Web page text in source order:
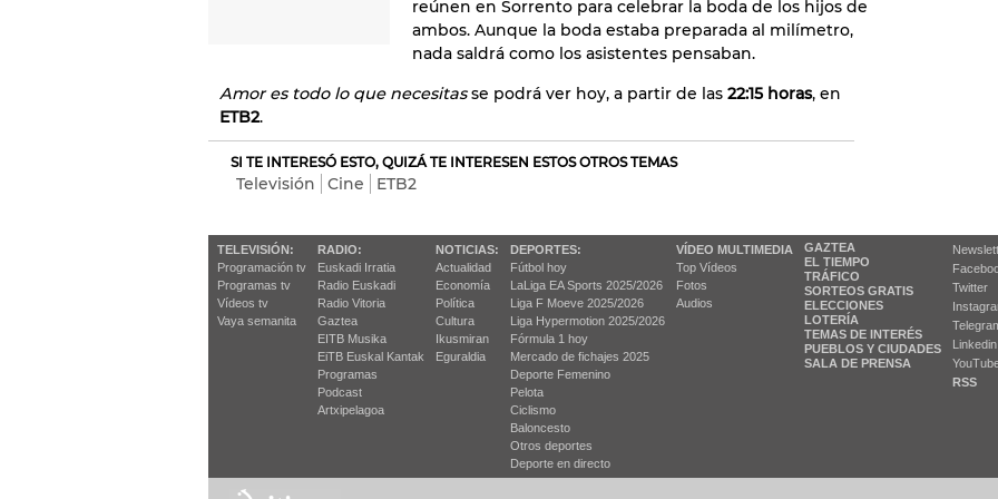
reúnen en Sorrento para celebrar la boda de los hijos de
ambos. Aunque la boda estaba preparada al milímetro,
nada saldrá como los asistentes pensaban.
Amor es todo lo que necesitasse podrá ver hoy, a partir de las 22:15 horas, en
ETB2.
SI TE INTERESÓ ESTO, QUIZÁ TE INTERESEN ESTOS OTROS TEMAS
Televisión Cine ETB2
TELEVISIÓN:
Programación tv
Programas tv
Vídeos tv
Vaya semanita
RADIO:
Euskadi Irratia
Radio Euskadi
Radio Vitoria
Gaztea
EITB Musika
EiTB Euskal Kantak
Programas
Podcast
Artxipelagoa
NOTICIAS:
Actualidad
Economía
Política
Cultura
Ikusmiran
Eguraldia
DEPORTES:
Fútbol hoy
LaLiga EA Sports 2025/2026
Liga F Moeve 2025/2026
Liga Hypermotion 2025/2026
Fórmula 1 hoy
Mercado de fichajes 2025
Deporte Femenino
Pelota
Ciclismo
Baloncesto
Otros deportes
Deporte en directo
VÍDEO MULTIMEDIA
Top Vídeos
Fotos
Audios
GAZTEA
EL TIEMPO
TRÁFICO
SORTEOS GRATIS
ELECCIONES
LOTERÍA
TEMAS DE INTERÉS
PUEBLOS Y CIUDADES
SALA DE PRENSA
Twitter
Linkedin
RSS